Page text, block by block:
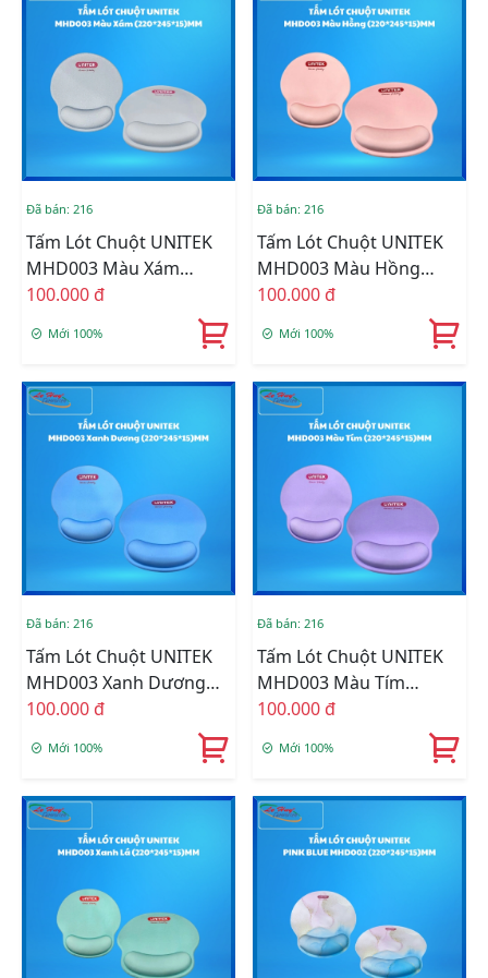
Đã bán: 216
Tấm Lót Chuột UNITEK
MHD003 Màu Xám
(220*245*15)MM
100.000 đ
Mới 100%
Đã bán: 216
Tấm Lót Chuột UNITEK
MHD003 Màu Hồng
(220*245*15)MM
100.000 đ
Mới 100%
Đã bán: 216
Tấm Lót Chuột UNITEK
MHD003 Xanh Dương
(220*245*15)MM
100.000 đ
Mới 100%
Đã bán: 216
Tấm Lót Chuột UNITEK
MHD003 Màu Tím
(220*245*15)MM
100.000 đ
Mới 100%